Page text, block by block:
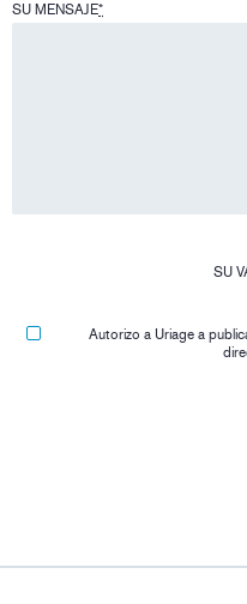
SU MENSAJE*
SU
Autorizo ​​a Uriage a